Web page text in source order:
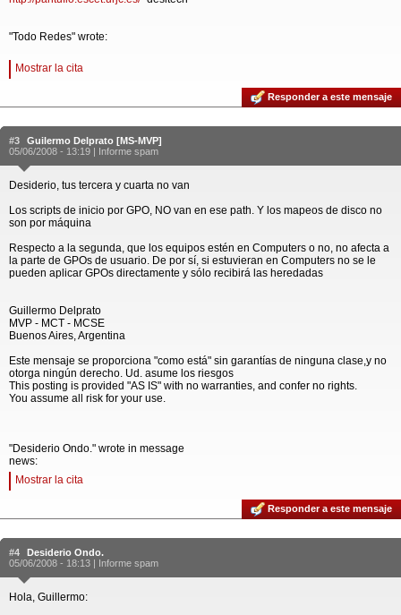
"Todo Redes" wrote:
Mostrar la cita
Responder a este mensaje
#3
Guilermo Delprato [MS-MVP]
05/06/2008 - 13:19 | Informe spam
Desiderio, tus tercera y cuarta no van
Los scripts de inicio por GPO, NO van en ese path. Y los mapeos de disco no
son por máquina
Respecto a la segunda, que los equipos estén en Computers o no, no afecta a
la parte de GPOs de usuario. De por sí, si estuvieran en Computers no se le
pueden aplicar GPOs directamente y sólo recibirá las heredadas
Guillermo Delprato
MVP - MCT - MCSE
Buenos Aires, Argentina
Este mensaje se proporciona "como está" sin garantías de ninguna clase,y no
otorga ningún derecho. Ud. asume los riesgos
This posting is provided "AS IS" with no warranties, and confer no rights.
You assume all risk for your use.
"Desiderio Ondo." wrote in message
news:
Mostrar la cita
Responder a este mensaje
#4
Desiderio Ondo.
05/06/2008 - 18:13 | Informe spam
Hola, Guillermo: